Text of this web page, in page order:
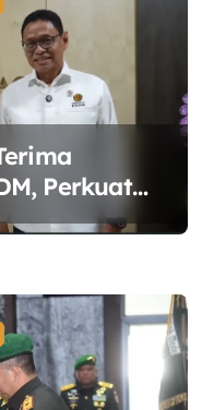
Perkuat
Sektor